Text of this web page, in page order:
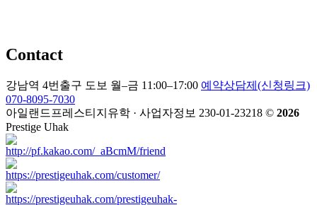
Contact
강남역 4번출구 도보 월–금 11:00–17:00 예약상담제(신청링크)
070-8095-7030
아일랜드프레스티지유학 · 사업자정보 230-01-23218 © 2026
Prestige Uhak